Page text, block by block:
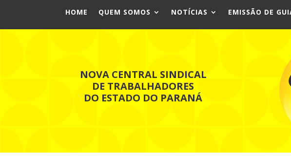
HOME QUEM SOMOS NOTÍCIAS EMISSÃO DE
NOVA CENTRAL SINDICAL
DE TRABALHADORES
DO ESTADO DO PARANÁ